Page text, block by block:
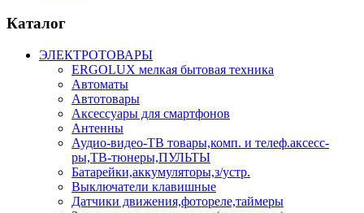
Каталог
ЭЛЕКТРОТОВАРЫ
ERGOLUX мелкая бытовая техника
Автоматы
Автотовары
Аксессуары для смартфонов
Антенны
Аудио-видео-ТВ товары,комп. и телеф.аксесс-
ры,ТВ-тюнеры,ПУЛЬТЫ
Батарейки,аккумуляторы,з/устр.
Выключатели клавишные
Датчики движения,фотореле,таймеры